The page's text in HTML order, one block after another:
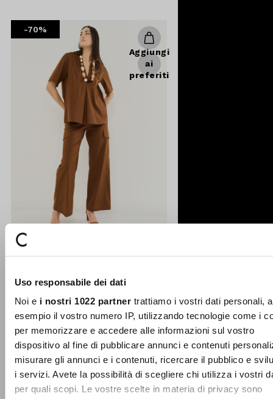
Uso responsabile dei dati
Noi e i nostri 1022 partnertrattiamo i vostri dati personali,
esempio il vostro numero IP, utilizzando tecnologie come i
per memorizzare e accedere alle informazioni sul vostro
dispositivo al fine di pubblicare annunci e contenuti
misurare gli annunci e i contenuti, ricercare il pubblico e
i servizi. Avete la possibilità di scegliere chi utilizza i vostri
per quali scopi. Le vostre scelte in materia di privacy sono
-70%
Aggiungi
ai
preferiti
Pantaloni Patrick in cotone
gamba larga fondono una linea
classica con dettag ...
Price
reduced
from
€ 89,00to € 26,70
SCOPRI ANCHE
Chiudi
10% DI SCONTO
sul tuo primo acquisto!
Entra nella Community di Camomilla Italia e
accedi ai nostri consigli e offerte riservate.